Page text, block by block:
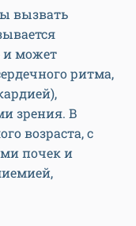
вызвать
и может
ритма,
зрения. В
возраста, с
почек и